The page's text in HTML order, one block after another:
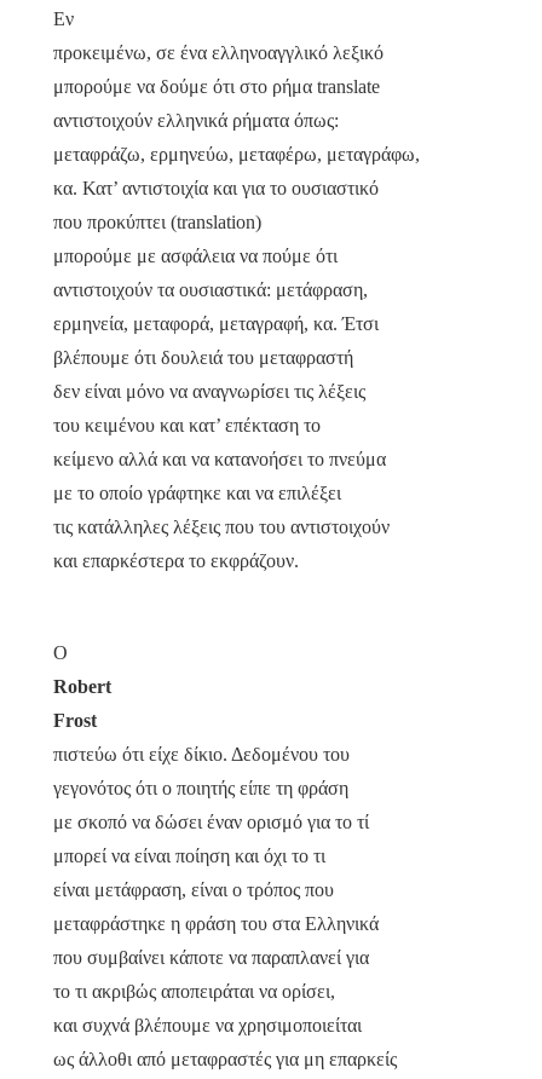
Εν
προκειμένω, σε ένα ελληνοαγγλικό λεξικό
μπορούμε να δούμε ότι στο ρήμα translate
αντιστοιχούν ελληνικά ρήματα όπως:
μεταφράζω, ερμηνεύω, μεταφέρω, μεταγράφω,
κα. Κατ’ αντιστοιχία και για το ουσιαστικό
που προκύπτει (translation)
μπορούμε με ασφάλεια να πούμε ότι
αντιστοιχούν τα ουσιαστικά: μετάφραση,
ερμηνεία, μεταφορά, μεταγραφή, κα. Έτσι
βλέπουμε ότι δουλειά του μεταφραστή
δεν είναι μόνο να αναγνωρίσει τις λέξεις
του κειμένου και κατ’ επέκταση το
κείμενο αλλά και να κατανοήσει το πνεύμα
με το οποίο γράφτηκε και να επιλέξει
τις κατάλληλες λέξεις που του αντιστοιχούν
και επαρκέστερα το εκφράζουν.
Ο
Robert
Frost
πιστεύω ότι είχε δίκιο. Δεδομένου του
γεγονότος ότι ο ποιητής είπε τη φράση
με σκοπό να δώσει έναν ορισμό για το τί
μπορεί να είναι ποίηση και όχι το τι
είναι μετάφραση, είναι ο τρόπος που
μεταφράστηκε η φράση του στα Ελληνικά
που συμβαίνει κάποτε να παραπλανεί για
το τι ακριβώς αποπειράται να ορίσει,
και συχνά βλέπουμε να χρησιμοποιείται
ως άλλοθι από μεταφραστές για μη επαρκείς